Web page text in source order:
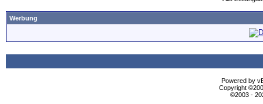
Werbung
Powered by
Copyright
©2003 -